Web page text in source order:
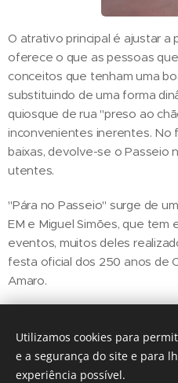
O atrativo principal é ajustar
oferece o que as pessoas
conceitos que tenham uma
substituindo de uma forma
quiosque de rua "preso ao
inconvenientes inerentes. No
baixas, devolve-se o Passeio
utentes.
"Pára no Passeio" surge de
EM e Miguel Simões, que tem
eventos, muitos deles
festa oficial dos 250 anos de
Amaro.
Share
Utilizamos cookies para
e a segurança do site e para
experiência possível.